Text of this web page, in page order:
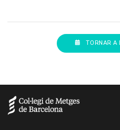
TORNAR A